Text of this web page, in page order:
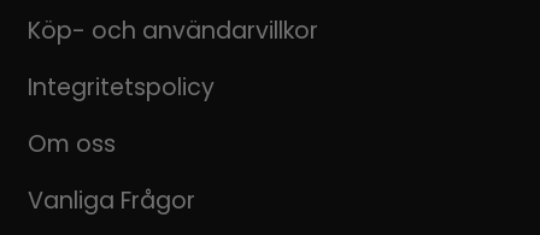
Köp- och användarvillkor
Integritetspolicy
Om oss
Vanliga Frågor